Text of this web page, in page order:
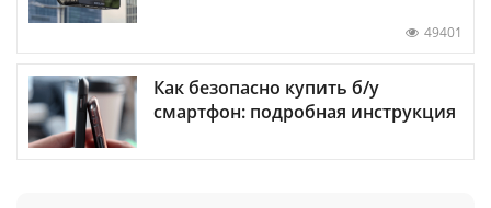
49401
Как безопасно купить б/у
смартфон: подробная инструкция